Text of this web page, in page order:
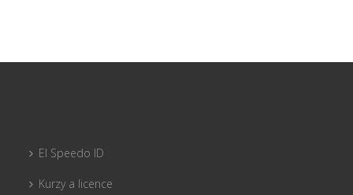
El Speedo ID
Kurzy a licence